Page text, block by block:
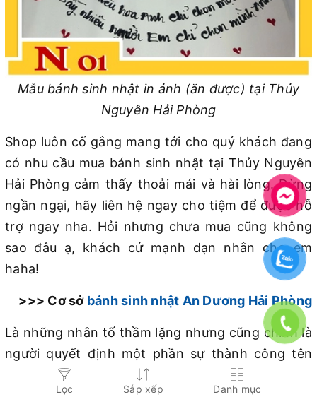
Mẫu bánh sinh nhật in ảnh (ăn được) tại Thủy
Nguyên Hải Phòng
Shop luôn cố gắng mang tới cho quý khách đang
có nhu cầu mua bánh sinh nhật tại Thủy Nguyên
Hải Phòng cảm thấy thoải mái và hài lòng. Đừng
ngần ngại, hãy liên hệ ngay cho tiệm để được hỗ
trợ ngay nha. Hỏi nhưng chưa mua cũng không
sao đâu ạ, khách cứ mạnh dạn nhắn cho em
haha!
>>> Cơ sở bánh sinh nhật An Dương Hải Phòng
Là những nhân tố thầm lặng nhưng cũng chính là
người quyết định một phần sự thành công tên
tuổi cho tiệm, pía sau những chiếc bánh ngon
Lọc Sắp xếp Danh mục